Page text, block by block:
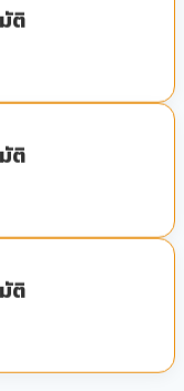
ติ
ติ
ติ